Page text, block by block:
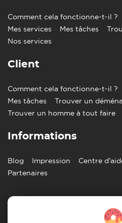
Comment cela fonctionne-t-il ?
Mes services
Mes tâches
Nos services
Client
Comment cela fonctionne-t-il ?
Mes tâches
Trouver un
Trouver un homme à tout faire
Informations
Blog Impression Centre
Partenaires